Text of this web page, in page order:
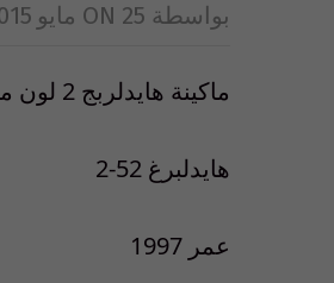
بواسطة ON 25 مايو 2015
ماكينة هايدلربج 2 لون موديل هايدلبرغ 52-2 العمر 1997
هايدلبرغ 52-2
عمر 1997